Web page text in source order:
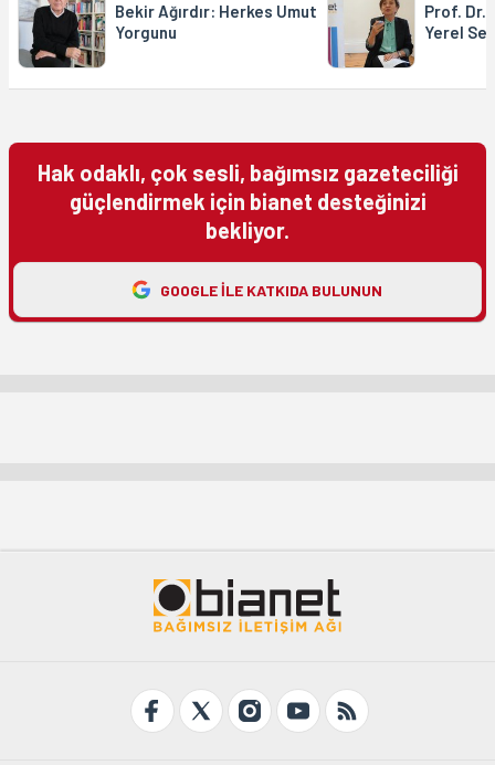
Bekir Ağırdır: Herkes Umut
Yorgunu
Prof. Dr.
Yerel
Hak odaklı, çok sesli, bağımsız gazeteciliği
güçlendirmek için bianet desteğinizi
bekliyor.
GOOGLE ILE KATKIDA BULUNUN